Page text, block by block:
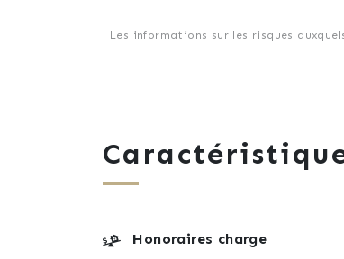
Les informations sur les risques
Honoraires charge